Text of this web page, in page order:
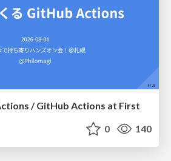
/ GitHub Actions at First
0 140